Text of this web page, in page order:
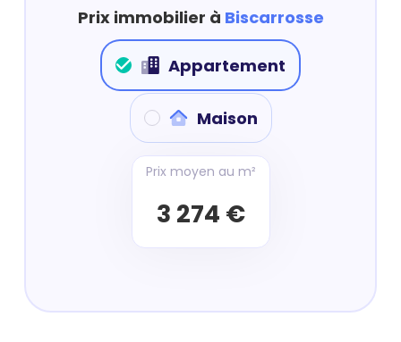
Prix immobilier à Biscarrosse
Appartement
Maison
Prix moyen au m²
3 274 €